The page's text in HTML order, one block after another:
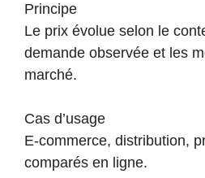
Principe
Le prix évolue selon le
demande observée et les
marché.
Cas d’usage
E-commerce, distribution,
comparés en ligne.